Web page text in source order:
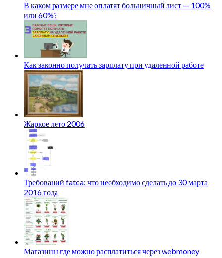
В каком размере мне оплатят больничный лист — 100%
или 60%?
Как законно получать зарплату при удаленной работе
Жаркое лето 2006
Требований fatca: что необходимо сделать до 30 марта
2016 года
Магазины где можно расплатиться через webmoney